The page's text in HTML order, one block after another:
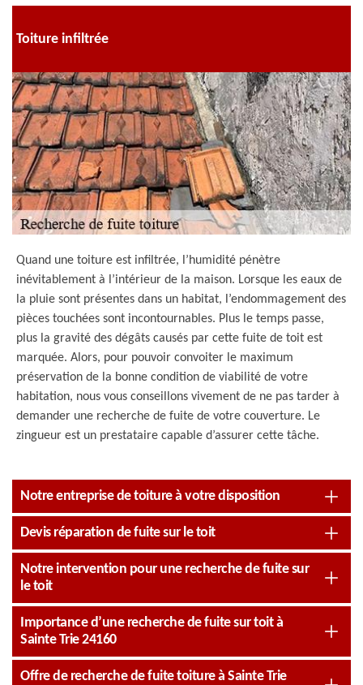
Toiture infiltrée
Quand une toiture est infiltrée, l’humidité pénètre
inévitablement à l’intérieur de la maison. Lorsque les eaux de
la pluie sont présentes dans un habitat, l’endommagement des
pièces touchées sont incontournables. Plus le temps passe,
plus la gravité des dégâts causés par cette fuite de toit est
marquée. Alors, pour pouvoir convoiter le maximum
préservation de la bonne condition de viabilité de votre
habitation, nous vous conseillons vivement de ne pas tarder à
demander une recherche de fuite de votre couverture. Le
zingueur est un prestataire capable d’assurer cette tâche.
Notre entreprise de toiture à votre disposition
Devis réparation de fuite sur le toit
Notre intervention pour une recherche de fuite sur
le toit
Importance d’une recherche de fuite sur toit à
Sainte Trie 24160
Offre de recherche de fuite toiture à Sainte Trie